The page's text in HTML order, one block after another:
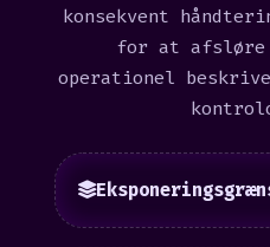
konsekvent
for at
operationel